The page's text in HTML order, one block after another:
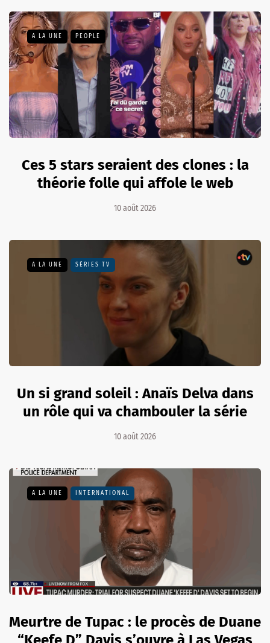
A LA UNE PEOPLE
Ces 5 stars seraient des clones : la
théorie folle qui affole le web
10 août 2026
A LA UNE SÉRIES TV
Un si grand soleil : Anaïs Delva dans
un rôle qui va chambouler la série
10 août 2026
A LA UNE INTERNATIONAL
Meurtre de Tupac : le procès de Duane